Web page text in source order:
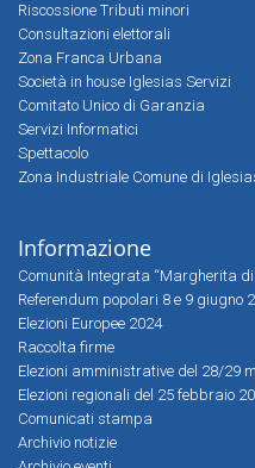
Riscossione Tributi minori
Consultazioni elettorali
Zona Franca Urbana
Società in house Iglesias Servizi
Comitato Unico di Garanzia
Servizi Informatici
Spettacolo
Zona Industriale Comune di
Informazione
Comunità Integrata “Margherita di
Referendum popolari 8 e 9 giugno
Elezioni Europee 2024
Raccolta firme
Elezioni amministrative del 28/29
Elezioni regionali del 25 febbraio
Comunicati stampa
Archivio notizie